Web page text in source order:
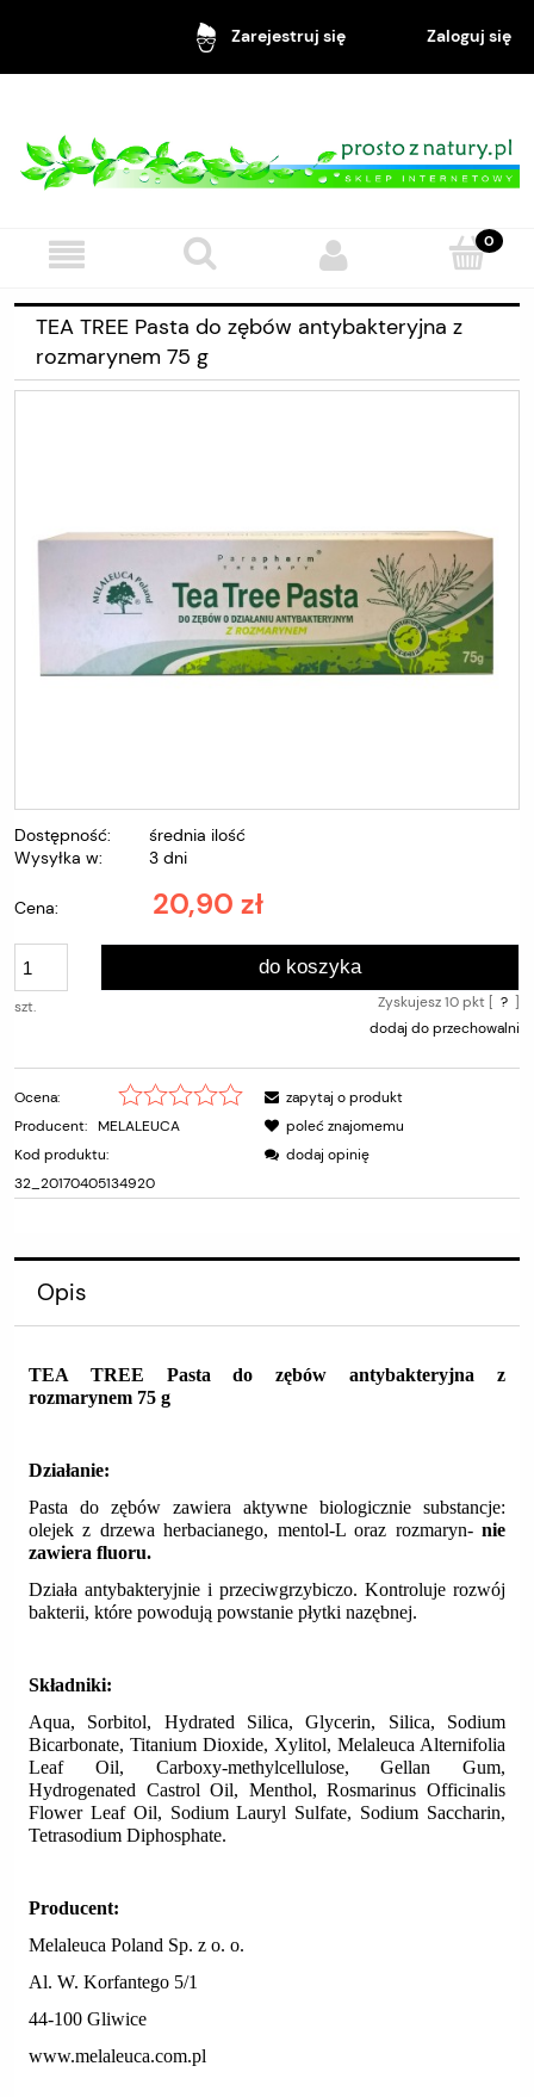
Zarejestruj się Zaloguj się
TEA TREE Pasta do zębów antybakteryjna z
rozmarynem 75 g
Dostępność:
średnia ilość
Wysyłka w:
3 dni
Cena: 20,90 zł
szt.
do koszyka
Zyskujesz10pkt [ ? ]
dodaj do przechowalni
Ocena:
Producent: MELALEUCA
Kod produktu:
32_20170405134920
zapytaj o produkt
poleć znajomemu
dodaj opinię
Opis
TEA TREE Pasta do zębów antybakteryjna z
rozmarynem 75 g
Działanie:
Pasta do zębów zawiera aktywne biologicznie substancje:
olejek z drzewa herbacianego, mentol-L oraz rozmaryn- nie
zawiera fluoru.
Działa antybakteryjnie i przeciwgrzybiczo. Kontroluje rozwój
bakterii, które powodują powstanie płytki nazębnej.
Składniki:
Aqua, Sorbitol, Hydrated Silica, Glycerin, Silica, Sodium
Bicarbonate, Titanium Dioxide, Xylitol, Melaleuca Alternifolia
Leaf Oil, Carboxy-methylcellulose, Gellan Gum,
Hydrogenated Castrol Oil, Menthol, Rosmarinus Officinalis
Flower Leaf Oil, Sodium Lauryl Sulfate, Sodium Saccharin,
Tetrasodium Diphosphate.
Producent:
Melaleuca Poland Sp. z o. o.
Al. W. Korfantego 5/1
44-100 Gliwice
www.melaleuca.com.pl